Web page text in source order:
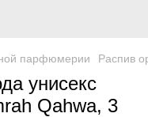
парфюмерии Распив
унисекс
Qahwa, 3